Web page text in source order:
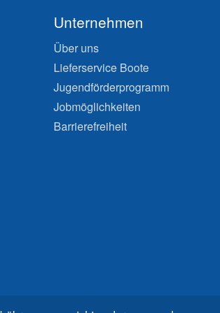
Unternehmen
Über uns
Lieferservice Boote
Jugendförderprogramm
Jobmöglichkeiten
Barrierefreiheit